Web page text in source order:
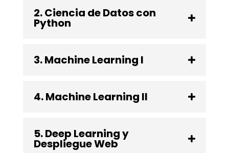
2. Ciencia de Datos con
Python
3. Machine Learning I
4. Machine Learning II
5. Deep Learning y
Despliegue Web